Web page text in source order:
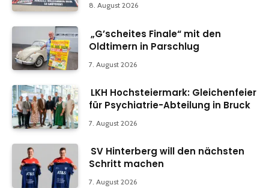
8. August 2026
„G’scheites Finale“ mit den
Oldtimern in Parschlug
7. August 2026
LKH Hochsteiermark: Gleichenfeier
für Psychiatrie-Abteilung in Bruck
7. August 2026
SV Hinterberg will den nächsten
Schritt machen
7. August 2026